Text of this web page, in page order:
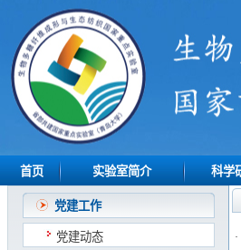
首页 实验室简介 科学
党建工作
党建动态
·